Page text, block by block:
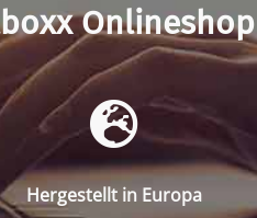
Onlineshop
Hergestellt in Europa